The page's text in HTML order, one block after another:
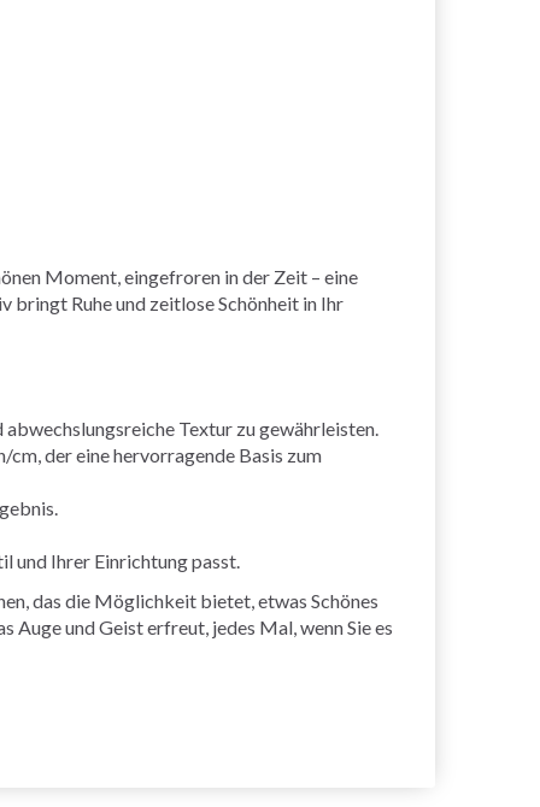
Moment, eingefroren in der Zeit – eine
bringt Ruhe und zeitlose Schönheit in Ihr
Textur zu gewährleisten.
der eine hervorragende Basis zum
und Ihrer Einrichtung passt.
das die Möglichkeit bietet, etwas Schönes
und Geist erfreut, jedes Mal, wenn Sie es